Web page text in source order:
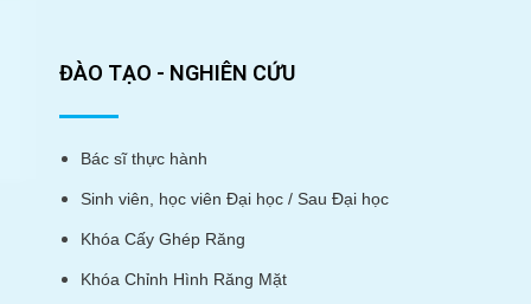
ĐÀO TẠO - NGHIÊN CỨU
Bác sĩ thực hành
Sinh viên, học viên Đại học / Sau Đại học
Khóa Cấy Ghép Răng
Khóa Chỉnh Hình Răng Mặt